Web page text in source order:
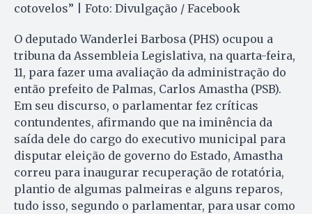
cotovelos” | Foto: Divulgação / Facebook
O deputado Wanderlei Bar­bo­sa (PHS) ocupou a
tribuna da Assembleia Legislativa, na quarta-feira,
11, para fazer uma avaliação da administração do
então prefeito de Pal­mas, Carlos Amastha (PSB).
Em seu discurso, o parlamentar fez críticas
contundentes, afir­mando que na iminência da
saída dele do cargo do executivo municipal para
disputar elei­ção de governo do Estado, Amas­tha
correu para inaugurar recuperação de rotatória,
plan­tio de algumas palmeiras e al­guns reparos,
tudo isso, se­gun­do o parlamentar, para usar como